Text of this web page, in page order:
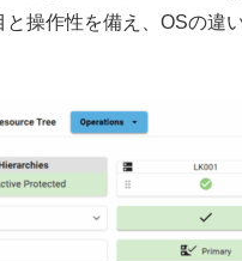
操作性を備え、OSの違